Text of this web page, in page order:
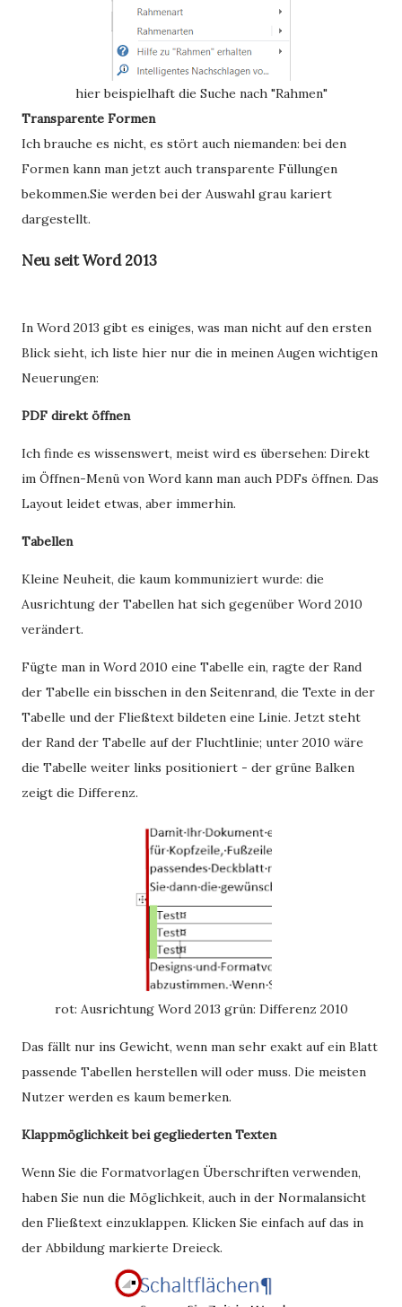
hier beispielhaft die Suche nach "Rahmen"
Transparente Formen
Ich brauche es nicht, es stört auch niemanden: bei den
Formen kann man jetzt auch transparente Füllungen
bekommen.Sie werden bei der Auswahl grau kariert
dargestellt.
Neu seit Word 2013
In Word 2013 gibt es einiges, was man nicht auf den ersten
Blick sieht, ich liste hier nur die in meinen Augen wichtigen
Neuerungen:
PDF direkt öffnen
Ich finde es wissenswert, meist wird es übersehen: Direkt
im Öffnen-Menü von Word kann man auch PDFs öffnen. Das
Layout leidet etwas, aber immerhin.
Tabellen
Kleine Neuheit, die kaum kommuniziert wurde: die
Ausrichtung der Tabellen hat sich gegenüber Word 2010
verändert.
Fügte man in Word 2010 eine Tabelle ein, ragte der Rand
der Tabelle ein bisschen in den Seitenrand, die Texte in der
Tabelle und der Fließtext bildeten eine Linie. Jetzt steht
der Rand der Tabelle auf der Fluchtlinie; unter 2010 wäre
die Tabelle weiter links positioniert - der grüne Balken
zeigt die Differenz.
rot: Ausrichtung Word 2013 grün: Differenz 2010
Das fällt nur ins Gewicht, wenn man sehr exakt auf ein Blatt
passende Tabellen herstellen will oder muss. Die meisten
Nutzer werden es kaum bemerken.
Klappmöglichkeit bei gegliederten Texten
Wenn Sie die Formatvorlagen Überschriften verwenden,
haben Sie nun die Möglichkeit, auch in der Normalansicht
den Fließtext einzuklappen. Klicken Sie einfach auf das in
der Abbildung markierte Dreieck.